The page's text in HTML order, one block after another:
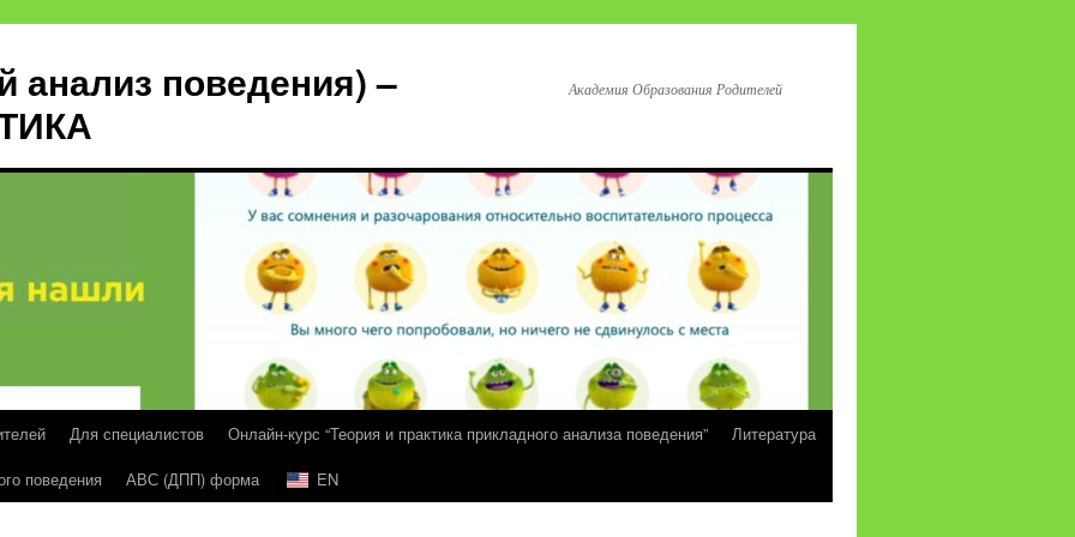
анализ поведения) –
Академия Образования Родителей
Для специалистов Онлайн-курс “Теория и практика прикладного анализа поведения”
Литература
поведения АВС (ДПП) форма EN